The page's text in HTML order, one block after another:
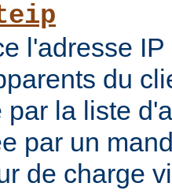
l'adresse
du
par la liste
par un
de charge